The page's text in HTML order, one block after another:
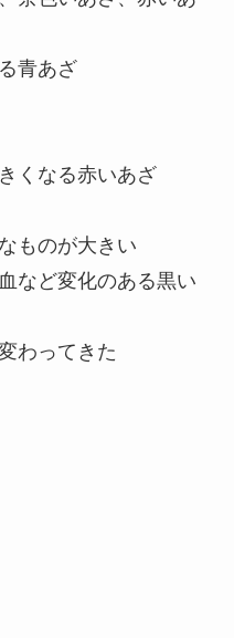
青あざ
くなる赤いあざ
ものが大きい
など変化のある黒い
わってきた